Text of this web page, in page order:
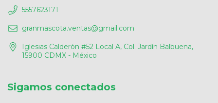
5557623171
granmascota.ventas@gmail.com
Iglesias Calderón #52 Local A, Col. Jardín Balbuena,
15900 CDMX - México
Sigamos conectados